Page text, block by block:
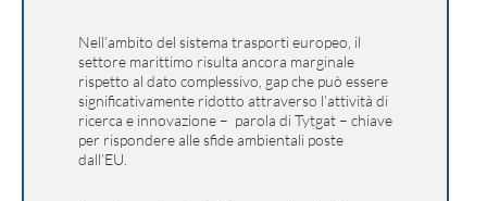
Nell’ambito del sistema trasporti europeo, il
settore marittimo risulta ancora marginale
rispetto al dato complessivo, gap che può essere
significativamente ridotto attraverso l’attività di
ricerca e innovazione – parola di Tytgat – chiave
per rispondere alle sfide ambientali poste
dall’EU.